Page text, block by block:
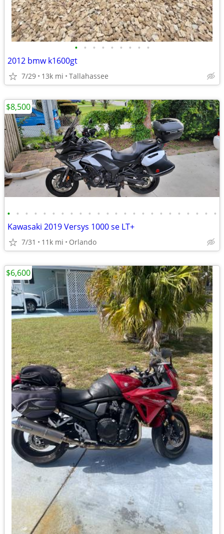
• • • • • • • • •
2012 bmw k1600gt
7/29 13k mi Tallahassee
• • • • • • • • • • • • • • • • • • • • • • • •
Kawasaki 2019 Versys 1000 se LT+
7/31 11k mi Orlando
$8,500
$6,600